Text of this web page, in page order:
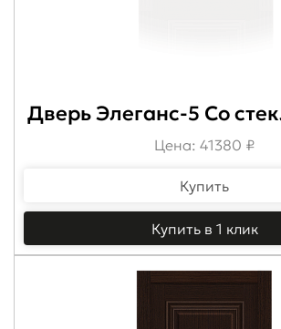
Дверь Элеганс-5 Со
Цена: 41380 ₽
Купить
Купить в 1 клик